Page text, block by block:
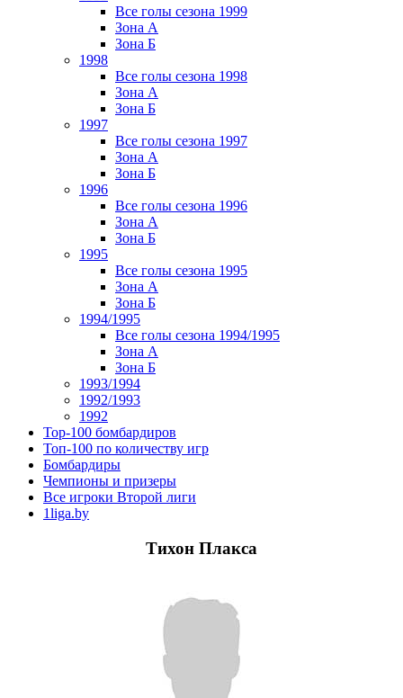
Все голы сезона 1999
Зона А
Зона Б
1998
Все голы сезона 1998
Зона А
Зона Б
1997
Все голы сезона 1997
Зона А
Зона Б
1996
Все голы сезона 1996
Зона А
Зона Б
1995
Все голы сезона 1995
Зона А
Зона Б
1994/1995
Все голы сезона 1994/1995
Зона А
Зона Б
1993/1994
1992/1993
1992
Top-100 бомбардиров
Топ-100 по количеству игр
Бомбардиры
Чемпионы и призеры
Все игроки Второй лиги
1liga.by
Тихон Плакса